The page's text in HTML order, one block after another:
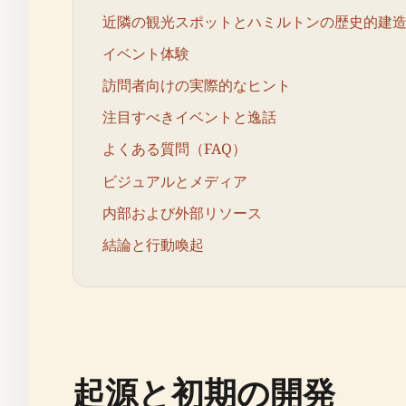
近隣の観光スポットとハミルトンの歴史的建
イベント体験
訪問者向けの実際的なヒント
注目すべきイベントと逸話
よくある質問（FAQ）
ビジュアルとメディア
内部および外部リソース
結論と行動喚起
起源と初期の開発